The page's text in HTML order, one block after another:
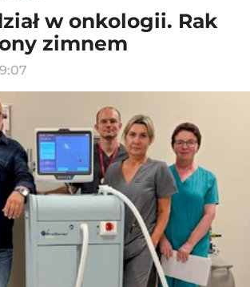
w onkologii. Rak
zimnem